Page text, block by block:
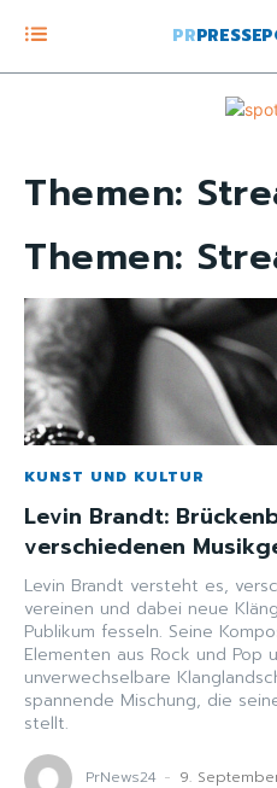
PR
Themen:
Themen:
KUNST UND KULTUR
Levin Brandt:
verschiedenen
Levin Brandt versteht es,
vereinen und dabei neue
Publikum fesseln. Seine
Elementen aus Rock und Pop
unverwechselbare
spannende Mischung, die
stellt.
PrNews24 - 9.